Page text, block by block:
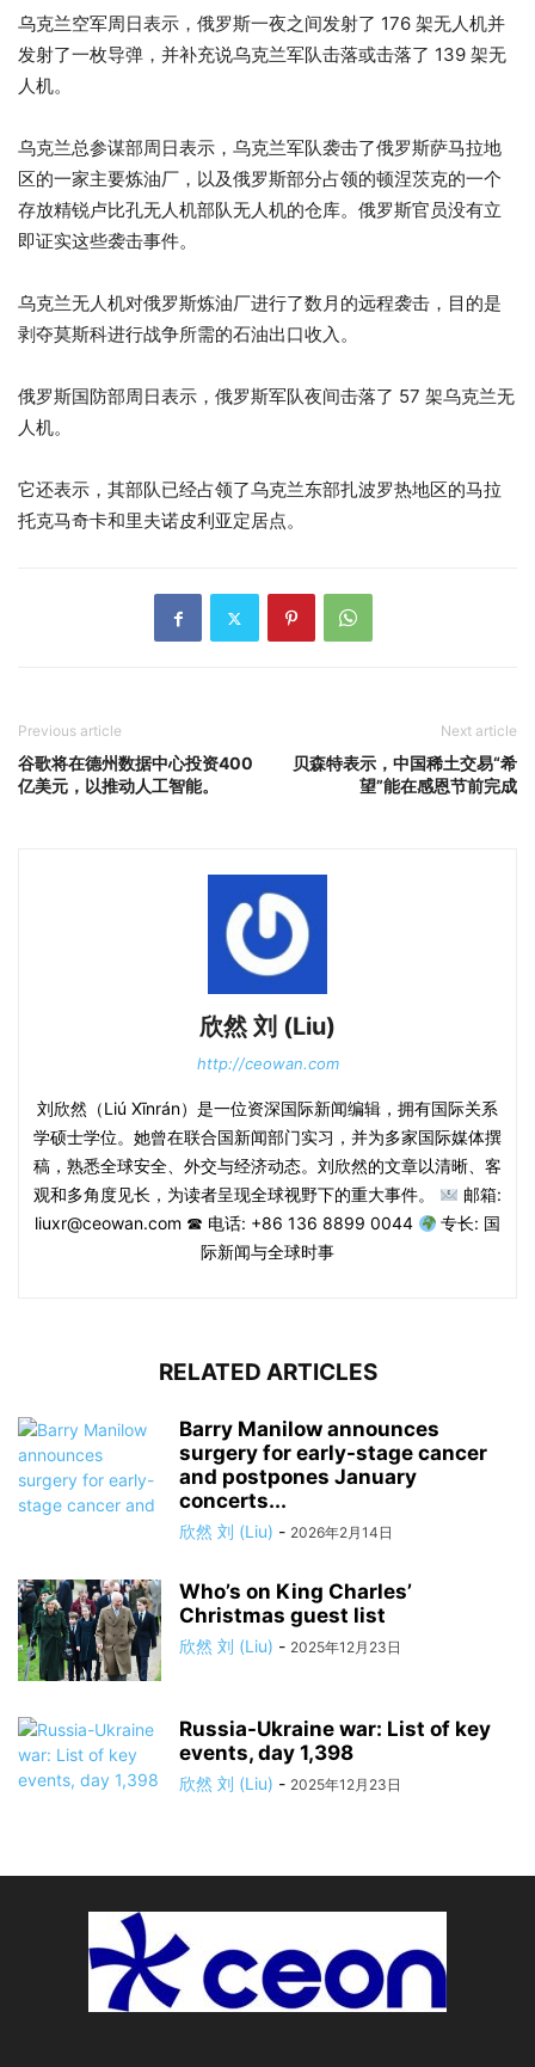
乌克兰空军周日表示，俄罗斯一夜之间发射了 176 架无人机并
发射了一枚导弹，并补充说乌克兰军队击落或击落了 139 架无
人机。
乌克兰总参谋部周日表示，乌克兰军队袭击了俄罗斯萨马拉地
区的一家主要炼油厂，以及俄罗斯部分占领的顿涅茨克的一个
存放精锐卢比孔无人机部队无人机的仓库。俄罗斯官员没有立
即证实这些袭击事件。
乌克兰无人机对俄罗斯炼油厂进行了数月的远程袭击，目的是
剥夺莫斯科进行战争所需的石油出口收入。
俄罗斯国防部周日表示，俄罗斯军队夜间击落了 57 架乌克兰无
人机。
它还表示，其部队已经占领了乌克兰东部扎波罗热地区的马拉
托克马奇卡和里夫诺皮利亚定居点。
Previous article
谷歌将在德州数据中心投资400
亿美元，以推动人工智能。
Next article
贝森特表示，中国稀土交易“希
望”能在感恩节前完成
欣然 刘 (Liu)
http://ceowan.com
刘欣然（Liú Xīnrán）是一位资深国际新闻编辑，拥有国际关系
学硕士学位。她曾在联合国新闻部门实习，并为多家国际媒体撰
稿，熟悉全球安全、外交与经济动态。刘欣然的文章以清晰、客
观和多角度见长，为读者呈现全球视野下的重大事件。
邮箱:
liuxr@ceowan.com ☎ 电话: +86 136 8899 0044
专长: 国
际新闻与全球时事
RELATED ARTICLES
Barry Manilow announces
surgery for early-stage cancer
and postpones January
concerts...
欣然 刘 (Liu) - 2026年2月14日
Who’s on King Charles’
Christmas guest list
欣然 刘 (Liu) - 2025年12月23日
Russia-Ukraine war: List of key
events, day 1,398
欣然 刘 (Liu) - 2025年12月23日